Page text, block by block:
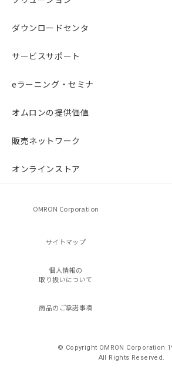
ダウンロードセンタ
サービスサポート
eラーニング・セミナ
オムロンの提供価値
販売ネットワーク
オンラインストア
OMRON Corporation
サイトマップ
個人情報の
取り扱いについて
商品のご承諾事項
© Copyright OMRON Corporation
All Rights Reserved.